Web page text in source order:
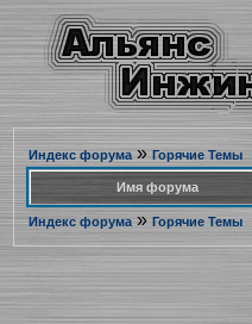
Индекс форума» Горячие Темы
Имя форума
Индекс форума» Горячие Темы